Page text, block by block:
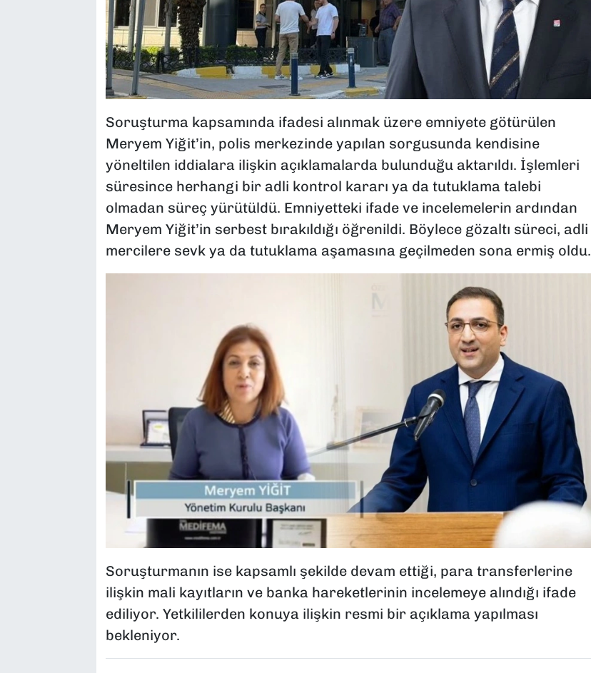
Soruşturma kapsamında ifadesi alınmak üzere emniyete götürülen
Meryem Yiğit’in, polis merkezinde yapılan sorgusunda kendisine
yöneltilen iddialara ilişkin açıklamalarda bulunduğu aktarıldı. İşlemleri
süresince herhangi bir adli kontrol kararı ya da tutuklama talebi
olmadan süreç yürütüldü. Emniyetteki ifade ve incelemelerin ardından
Meryem Yiğit’in serbest bırakıldığı öğrenildi. Böylece gözaltı süreci, adli
mercilere sevk ya da tutuklama aşamasına geçilmeden sona ermiş oldu.
Soruşturmanın ise kapsamlı şekilde devam ettiği, para transferlerine
ilişkin mali kayıtların ve banka hareketlerinin incelemeye alındığı ifade
ediliyor. Yetkililerden konuya ilişkin resmi bir açıklama yapılması
bekleniyor.